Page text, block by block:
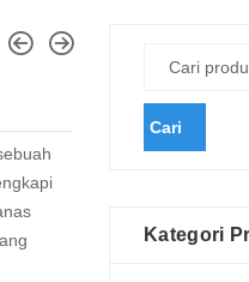
Cari
Kategori